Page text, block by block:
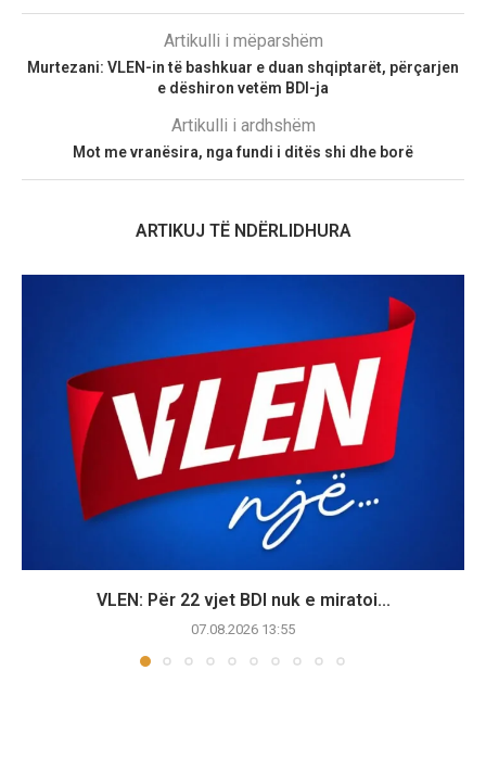
Artikulli i mëparshëm
Murtezani: VLEN-in të bashkuar e duan shqiptarët, përçarjen
e dëshiron vetëm BDI-ja
Artikulli i ardhshëm
Mot me vranësira, nga fundi i ditës shi dhe borë
ARTIKUJ TË NDËRLIDHURA
VLEN: Për 22 vjet BDI nuk e miratoi...
07.08.2026 13:55